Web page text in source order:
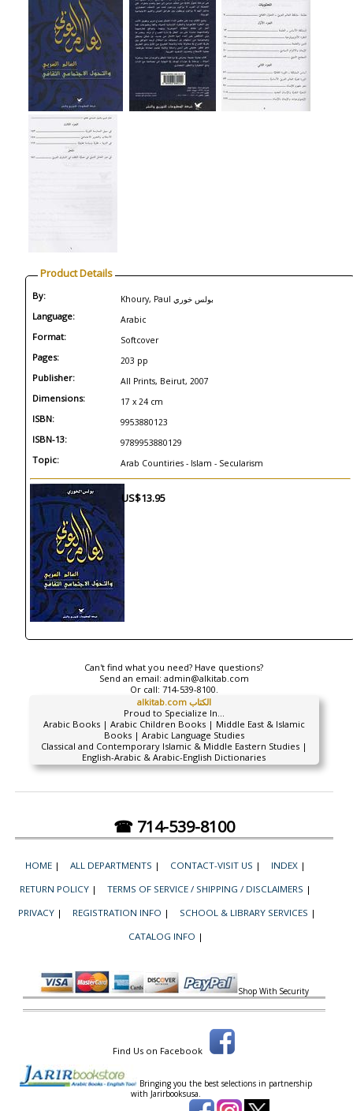
Product Details
By: Khoury, Paul بولس خوري
Language: Arabic
Format: Softcover
Pages: 203 pp
Publisher: All Prints, Beirut, 2007
Dimensions: 17 x 24 cm
ISBN: 9953880123
ISBN-13: 9789953880129
Topic: Arab Countiries - Islam - Secularism
US$13.95
Can't find what you need? Have questions?
Send an email: admin@alkitab.com
Or call: 714-539-8100.
alkitab.com الكتاب
Proud to Specialize In...
Arabic Books | Arabic Children Books | Middle East & Islamic
Books | Arabic Language Studies
Classical and Contemporary Islamic & Middle Eastern Studies |
English-Arabic & Arabic-English Dictionaries
☎ 714-539-8100
HOME | ALL DEPARTMENTS | CONTACT-VISIT US | INDEX |
RETURN POLICY | TERMS OF SERVICE / SHIPPING / DISCLAIMERS |
PRIVACY | REGISTRATION INFO | SCHOOL & LIBRARY SERVICES |
CATALOG INFO |
Shop With Security
Find Us on Facebook
Bringing you the best selections in partnership
with Jarirbooksusa.